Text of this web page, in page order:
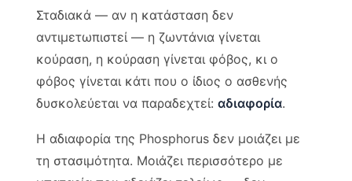
Σταδιακά — αν η κατάσταση δεν
αντιμετωπιστεί — η ζωντάνια γίνεται
κούραση, η κούραση γίνεται φόβος, κι ο
φόβος γίνεται κάτι που ο ίδιος ο ασθενής
δυσκολεύεται να παραδεχτεί:αδιαφορία.
Η αδιαφορία της Phosphorus δεν μοιάζει με
τη στασιμότητα. Μοιάζει περισσότερο με